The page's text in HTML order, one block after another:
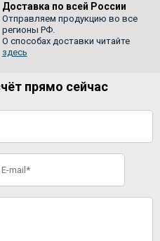
Доставка по всей России
Отправляем продукцию во все
регионы РФ.
О способах доставки читайте
здесь
прямо сейчас